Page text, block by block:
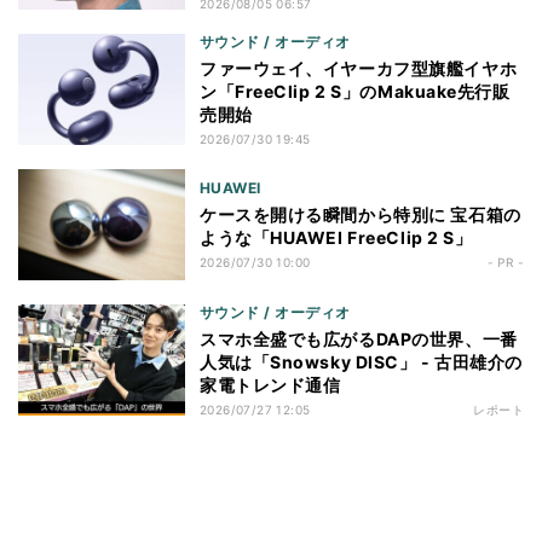
2026/08/05 06:57
サウンド / オーディオ
ファーウェイ、イヤーカフ型旗艦イヤホ
ン「FreeClip 2 S」のMakuake先行販
売開始
2026/07/30 19:45
HUAWEI
ケースを開ける瞬間から特別に 宝石箱の
ような「HUAWEI FreeClip 2 S」
2026/07/30 10:00 - PR -
サウンド / オーディオ
スマホ全盛でも広がるDAPの世界、一番
人気は「Snowsky DISC」 - 古田雄介の
家電トレンド通信
2026/07/27 12:05 レポート